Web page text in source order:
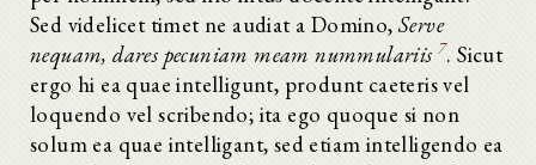
Sed videlicet timet ne audiat a Domino,Serve
nequam, dares pecuniam meam nummulariis 7. Sicut
ergo hi ea quae intelligunt, produnt caeteris vel
loquendo vel scribendo; ita ego quoque si non
solum ea quae intelligant, sed etiam intelligendo ea